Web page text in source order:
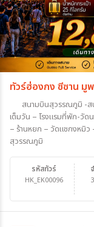
ทัวร์ฮ่องกง ซีซาน มู
สนามบินสุวรรณภูมิ -ส
เต็มวัน – โรงแรมที่พัก-วัด
– ร้านหยก – วัดแชกงหมิ
สุวรรณภูมิ
รหัสทัวร์
HK_EK00096